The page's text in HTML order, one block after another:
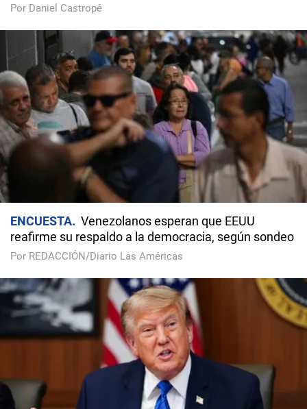
Por Daniel Castropé
ENCUESTA
Venezolanos esperan que EEUU
reafirme su respaldo a la democracia, según sondeo
Por REDACCIÓN/Diario Las Américas